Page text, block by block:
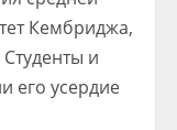
Кембриджа,
и
его усердие